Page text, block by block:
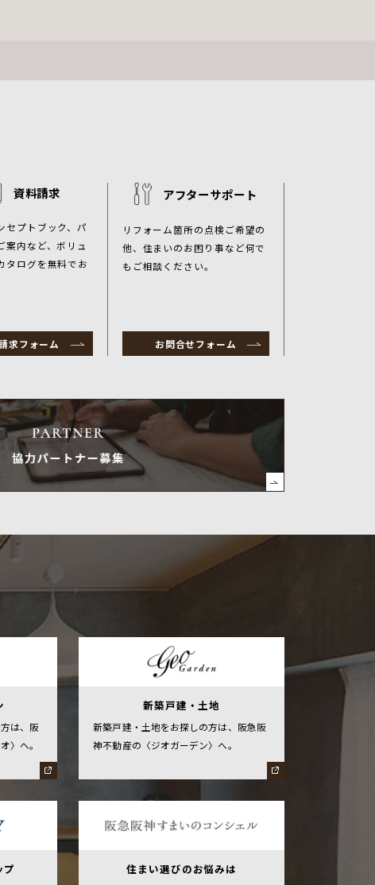
資料請求
セプトブック、パ
案内など、ボリュ
タログを無料でお
求フォーム
アフターサポート
リフォーム箇所の点検ご希望の
他、住まいのお困り事など何で
もご相談ください。
お問合せフォーム
は、阪
〉へ。
新築戸建・土地
新築戸建・土地をお探しの方は、阪急阪
神不動産の〈ジオガーデン〉へ。
プ 住まい選びのお悩みは